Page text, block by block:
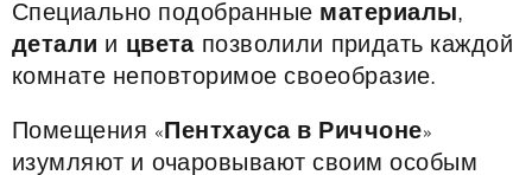
Специально подобранные материалы,
детали и цветапозволили придать каждой
комнате неповторимое своеобразие.
Помещения «Пентхауса в Риччоне»
изумляют и очаровывают своим особым